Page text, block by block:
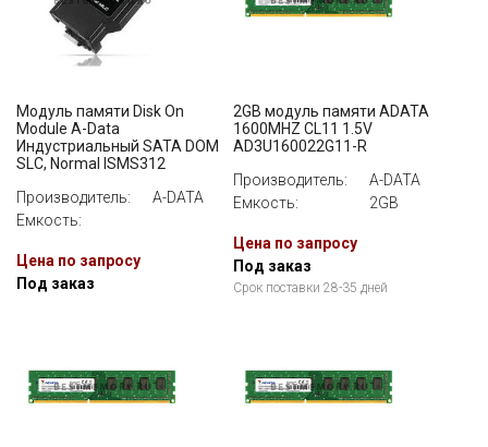
Модуль памяти Disk On
Module A-Data
Индустриальный SATA DOM
SLC, Normal ISMS312
Производитель:
A-DATA
Емкость:
Цена по запросу
Под заказ
2GB модуль памяти ADATA
1600MHZ CL11 1.5V
AD3U160022G11-R
Производитель:
A-DATA
Емкость:
2GB
Цена по запросу
Под заказ
Срок поставки 28-35 дней